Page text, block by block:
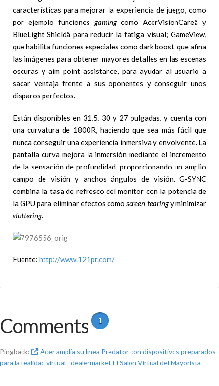
características para mejorar la experiencia de juego, como
por ejemplo funciones gamingcomo AcerVisionCareä y
BlueLight Shieldä para reducir la fatiga visual; GameView,
que habilita funciones especiales como dark boost, que afina
las imágenes para obtener mayores detalles en las escenas
oscuras y aim point assistance, para ayudar al usuario a
sacar ventaja frente a sus oponentes y conseguir unos
disparos perfectos.
Están disponibles en 31,5, 30 y 27 pulgadas, y cuenta con
una curvatura de 1800R, haciendo que sea más fácil que
nunca conseguir una experiencia inmersiva y envolvente. La
pantalla curva mejora la inmersión mediante el incremento
de la sensación de profundidad, proporcionando un amplio
campo de visión y anchos ángulos de visión. G-SYNC
combina la tasa de refresco del monitor con la potencia de
la GPU para eliminar efectos comoscreen tearingy minimizar
sluttering.
Fuente: http://www.121pr.com/
Comments 1
Pingback:
Acer amplía su línea Predator con dispositivos preparados
para la realidad virtual - dealermarket El Salon Virtual del Mayorista